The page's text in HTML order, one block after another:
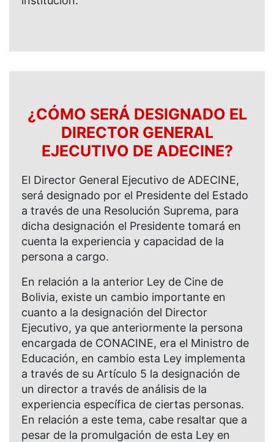
¿CÓMO SERÁ DESIGNADO EL
DIRECTOR GENERAL
EJECUTIVO DE ADECINE?
El Director General Ejecutivo de ADECINE,
será designado por el Presidente del Estado
a través de una Resolución Suprema, para
dicha designación el Presidente tomará en
cuenta la experiencia y capacidad de la
persona a cargo.
En relación a la anterior Ley de Cine de
Bolivia, existe un cambio importante en
cuanto a la designación del Director
Ejecutivo, ya que anteriormente la persona
encargada de CONACINE, era el Ministro de
Educación, en cambio esta Ley implementa
a través de su Artículo 5 la designación de
un director a través de análisis de la
experiencia específica de ciertas personas.
En relación a este tema, cabe resaltar que a
pesar de la promulgación de esta Ley en